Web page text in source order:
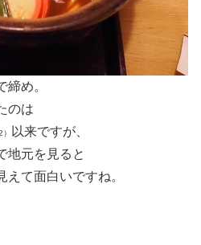
め。
のは
以来ですが、
地元を見ると
て面白いですね。